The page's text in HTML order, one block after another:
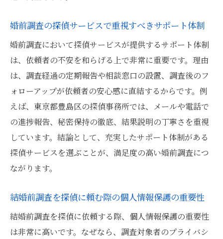
探偵の婚前調査で得られる身元の確実な証
拠とは
結婚身辺調査で探偵が親や親族まで調査で
きる理由
結婚相手の調査に探偵が選ばれる理由を解説
探偵が結婚相手調査で選ばれている信頼の
背景
結婚相手調査で探偵が専門性を発揮する理
由
イント
探偵による結婚前調査で安心できる証拠収
集とは
婚前調査の探偵サービスで重視すべきサポート体制
婚前調査において探偵サービスが提供するサポート体制
は、依頼者の不安を和らげる上で非常に重要です。理由
は、調査経過の定期報告や相談窓口の設置、調査後のフ
ォローアップが依頼者の安心感に直結するからです。例
えば、東京都豊島区の探偵事務所では、メールや電話で
の進捗報告、秘密保持の徹底、結果説明の丁寧さを重視
しています。結論として、充実したサポート体制がある
探偵サービスを選ぶことが、満足度の高い婚前調査につ
ながります。
結婚前調査を探偵に頼む際の個人情報保護の重要性
結婚前調査を探偵に依頼する際、個人情報保護の重要性
は非常に高いです。なぜなら、調査対象者のプライバシ